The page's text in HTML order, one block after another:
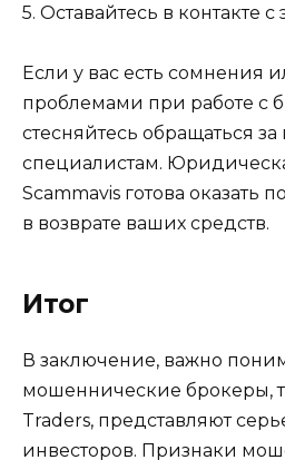
5. Оставайтесь в контакте
Если у вас есть сомнения
проблемами при работе с
стесняйтесь обращаться
специалистам.
Scammavis готова
в возврате ваших средств.
Итог
В заключение, важно
мошеннические брокеры,
Traders, представляют
инвесторов. Признаки